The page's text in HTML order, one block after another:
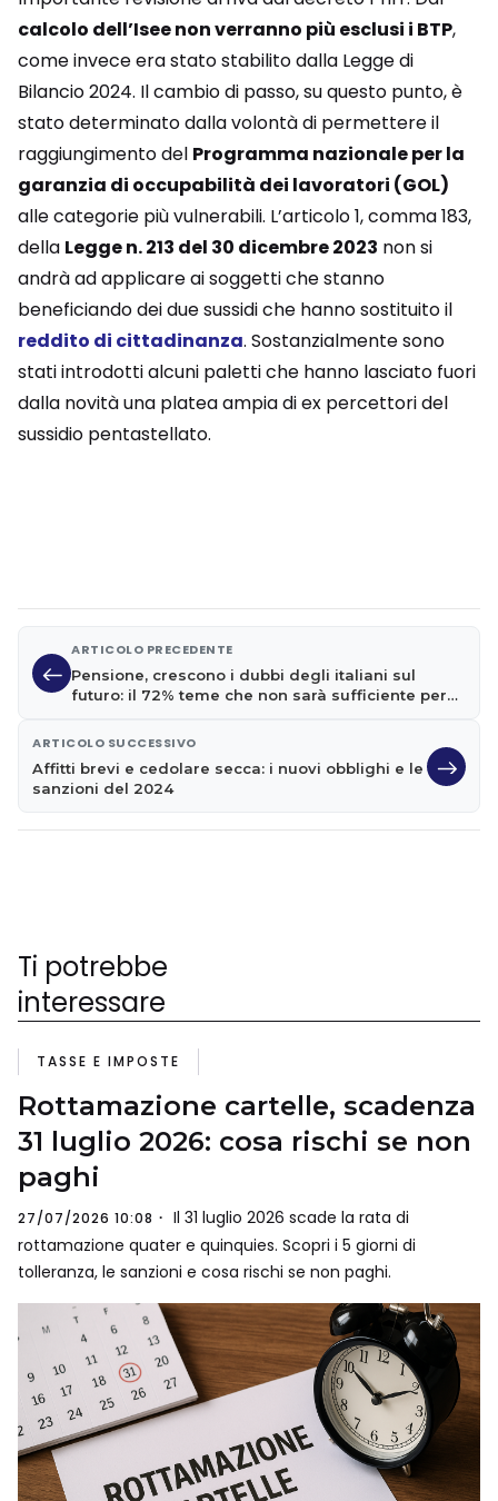
calcolo dell’Isee non verranno più esclusi i BTP,
come invece era stato stabilito dalla Legge di
Bilancio 2024. Il cambio di passo, su questo punto, è
stato determinato dalla volontà di permettere il
raggiungimento del Programma nazionale per la
garanzia di occupabilità dei lavoratori (GOL)
alle categorie più vulnerabili. L’articolo 1, comma 183,
della Legge n. 213 del 30 dicembre 2023 non si
andrà ad applicare ai soggetti che stanno
beneficiando dei due sussidi che hanno sostituito il
reddito di cittadinanza. Sostanzialmente sono
stati introdotti alcuni paletti che hanno lasciato fuori
dalla novità una platea ampia di ex percettori del
sussidio pentastellato.
ARTICOLO PRECEDENTE
Pensione, crescono i dubbi degli italiani sul
futuro: il 72% teme che non sarà sufficiente per
ARTICOLO SUCCESSIVO
Affitti brevi e cedolare secca: i nuovi obblighi e le
sanzioni del 2024
Ti potrebbe
interessare
TASSE E IMPOSTE
Rottamazione cartelle, scadenza
31 luglio 2026: cosa rischi se non
paghi
27/07/2026 10:08
Il 31 luglio 2026 scade la rata di
rottamazione quater e quinquies. Scopri i 5 giorni di
tolleranza, le sanzioni e cosa rischi se non paghi.